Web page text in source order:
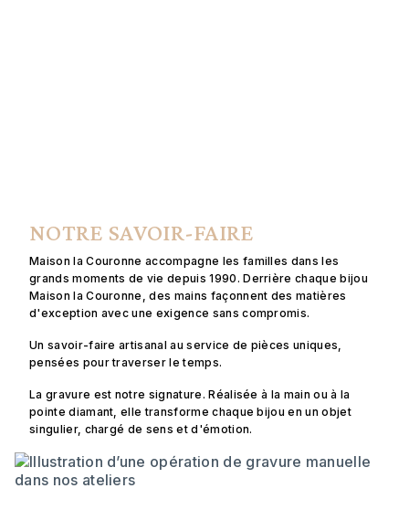
NOTRE SAVOIR-FAIRE
Maison la Couronne accompagne les familles dans les
grands moments de vie depuis 1990. Derrière chaque bijou
Maison la Couronne, des mains façonnent des matières
d'exception avec une exigence sans compromis.
Un savoir-faire artisanal au service de pièces uniques,
pensées pour traverser le temps.
La gravure est notre signature. Réalisée à la main ou à la
pointe diamant, elle transforme chaque bijou en un objet
singulier, chargé de sens et d'émotion.